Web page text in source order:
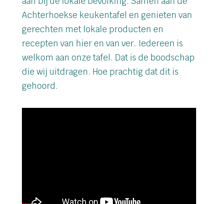
Achterhoekse keukentafel en genieten van
gerechten met lokale producten en
recepten van hier en van ver. Iedereen is
welkom aan onze tafel. Dat is de boodschap
die wij uitdragen. Hoe prachtig dat dit is
gehoord.